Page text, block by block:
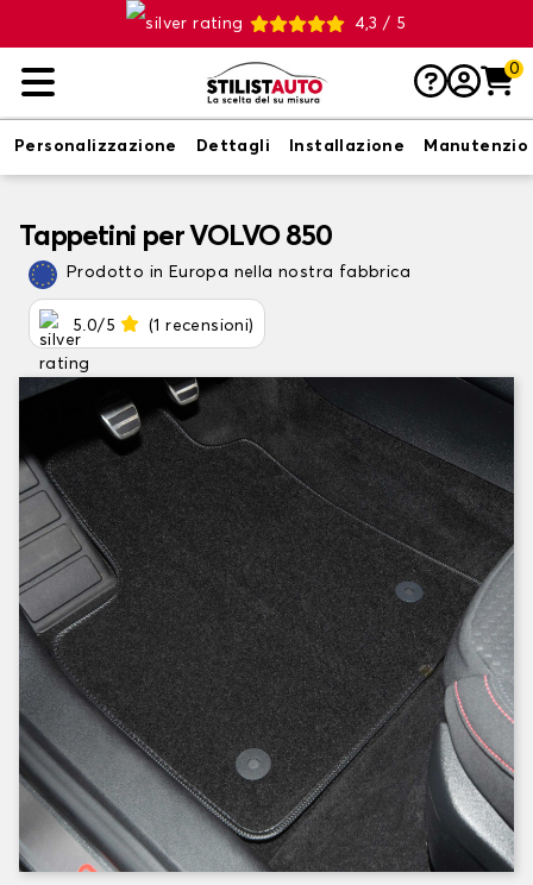
4,3 / 5
0
Personalizzazione Dettagli Installazione
Tappetini per VOLVO 850
Prodotto in Europa nella nostra fabbrica
5.0/5 (1 recensioni)